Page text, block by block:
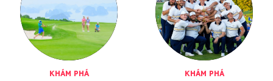
KHÁM PHÁ KHÁM PHÁ